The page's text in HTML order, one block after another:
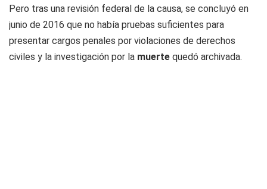
Pero tras una revisión federal de la causa, se concluyó en
junio de 2016 que no había pruebas suficientes para
presentar cargos penales por violaciones de derechos
civiles y la investigación por la muerte quedó archivada.